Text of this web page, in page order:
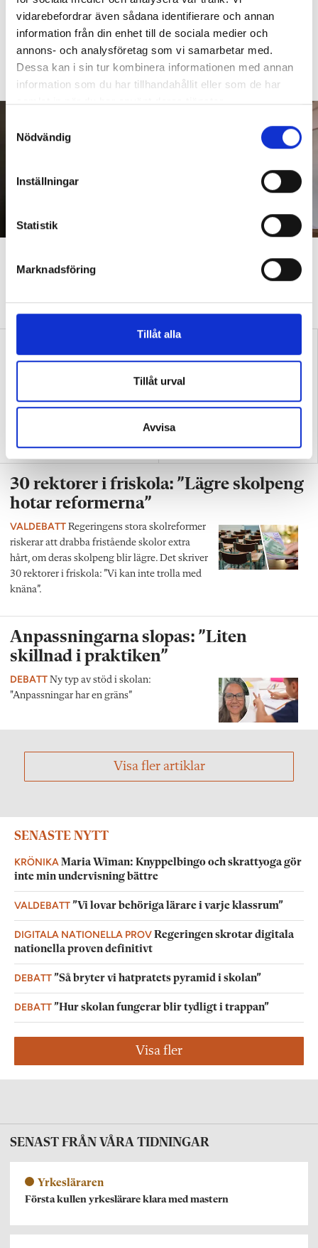
vidarebefordrar även sådana identifierare och annan
information från din enhet till de sociala medier och
annons- och analysföretag som vi samarbetar med.
Dessa kan i sin tur kombinera informationen med annan
information som du har tillhandahållit eller som de har
samlat in när du har använt deras tjänster.
Nödvändig
Inställningar
Statistik
Marknadsföring
Tillåt alla
Tillåt urval
Avvisa
Diagnoserna: ”Vi bör sluta sätta
etiketter på barn”
DEBATTSå arbetar läraren för social och
emotionell kompetens
”Vi accepterar slitna och
kreativitet av mina elever”
”Skolans halvblindhet botas
inte med ännu en reform”
30 rektorer i friskola: ”Lägre skolpeng
hotar reformerna”
VALDEBATT Regeringens stora skolreformer
riskerar att drabba fristående skolor extra
hårt, om deras skolpeng blir lägre. Det skriver
30 rektorer i friskola: ”Vi kan inte trolla med
knäna”.
Anpassningarna slopas: ”Liten
skillnad i praktiken”
DEBATT Ny typ av stöd i skolan:
"Anpassningar har en gräns”
Visa fler artiklar
SENASTE NYTT
KRÖNIKA Maria Wiman: Knyppelbingo och skrattyoga gör
inte min undervisning bättre
VALDEBATT”Vi lovar behöriga lärare i varje klassrum”
DIGITALA NATIONELLA PROVRegeringen skrotar digitala
nationella proven definitivt
DEBATT”Så bryter vi hatpratets pyramid i skolan”
DEBATT”Hur skolan fungerar blir tydligt i trappan”
Visa fler
SENAST FRÅN VÅRA TIDNINGAR
Yrkesläraren
Första kullen yrkeslärare klara med mastern